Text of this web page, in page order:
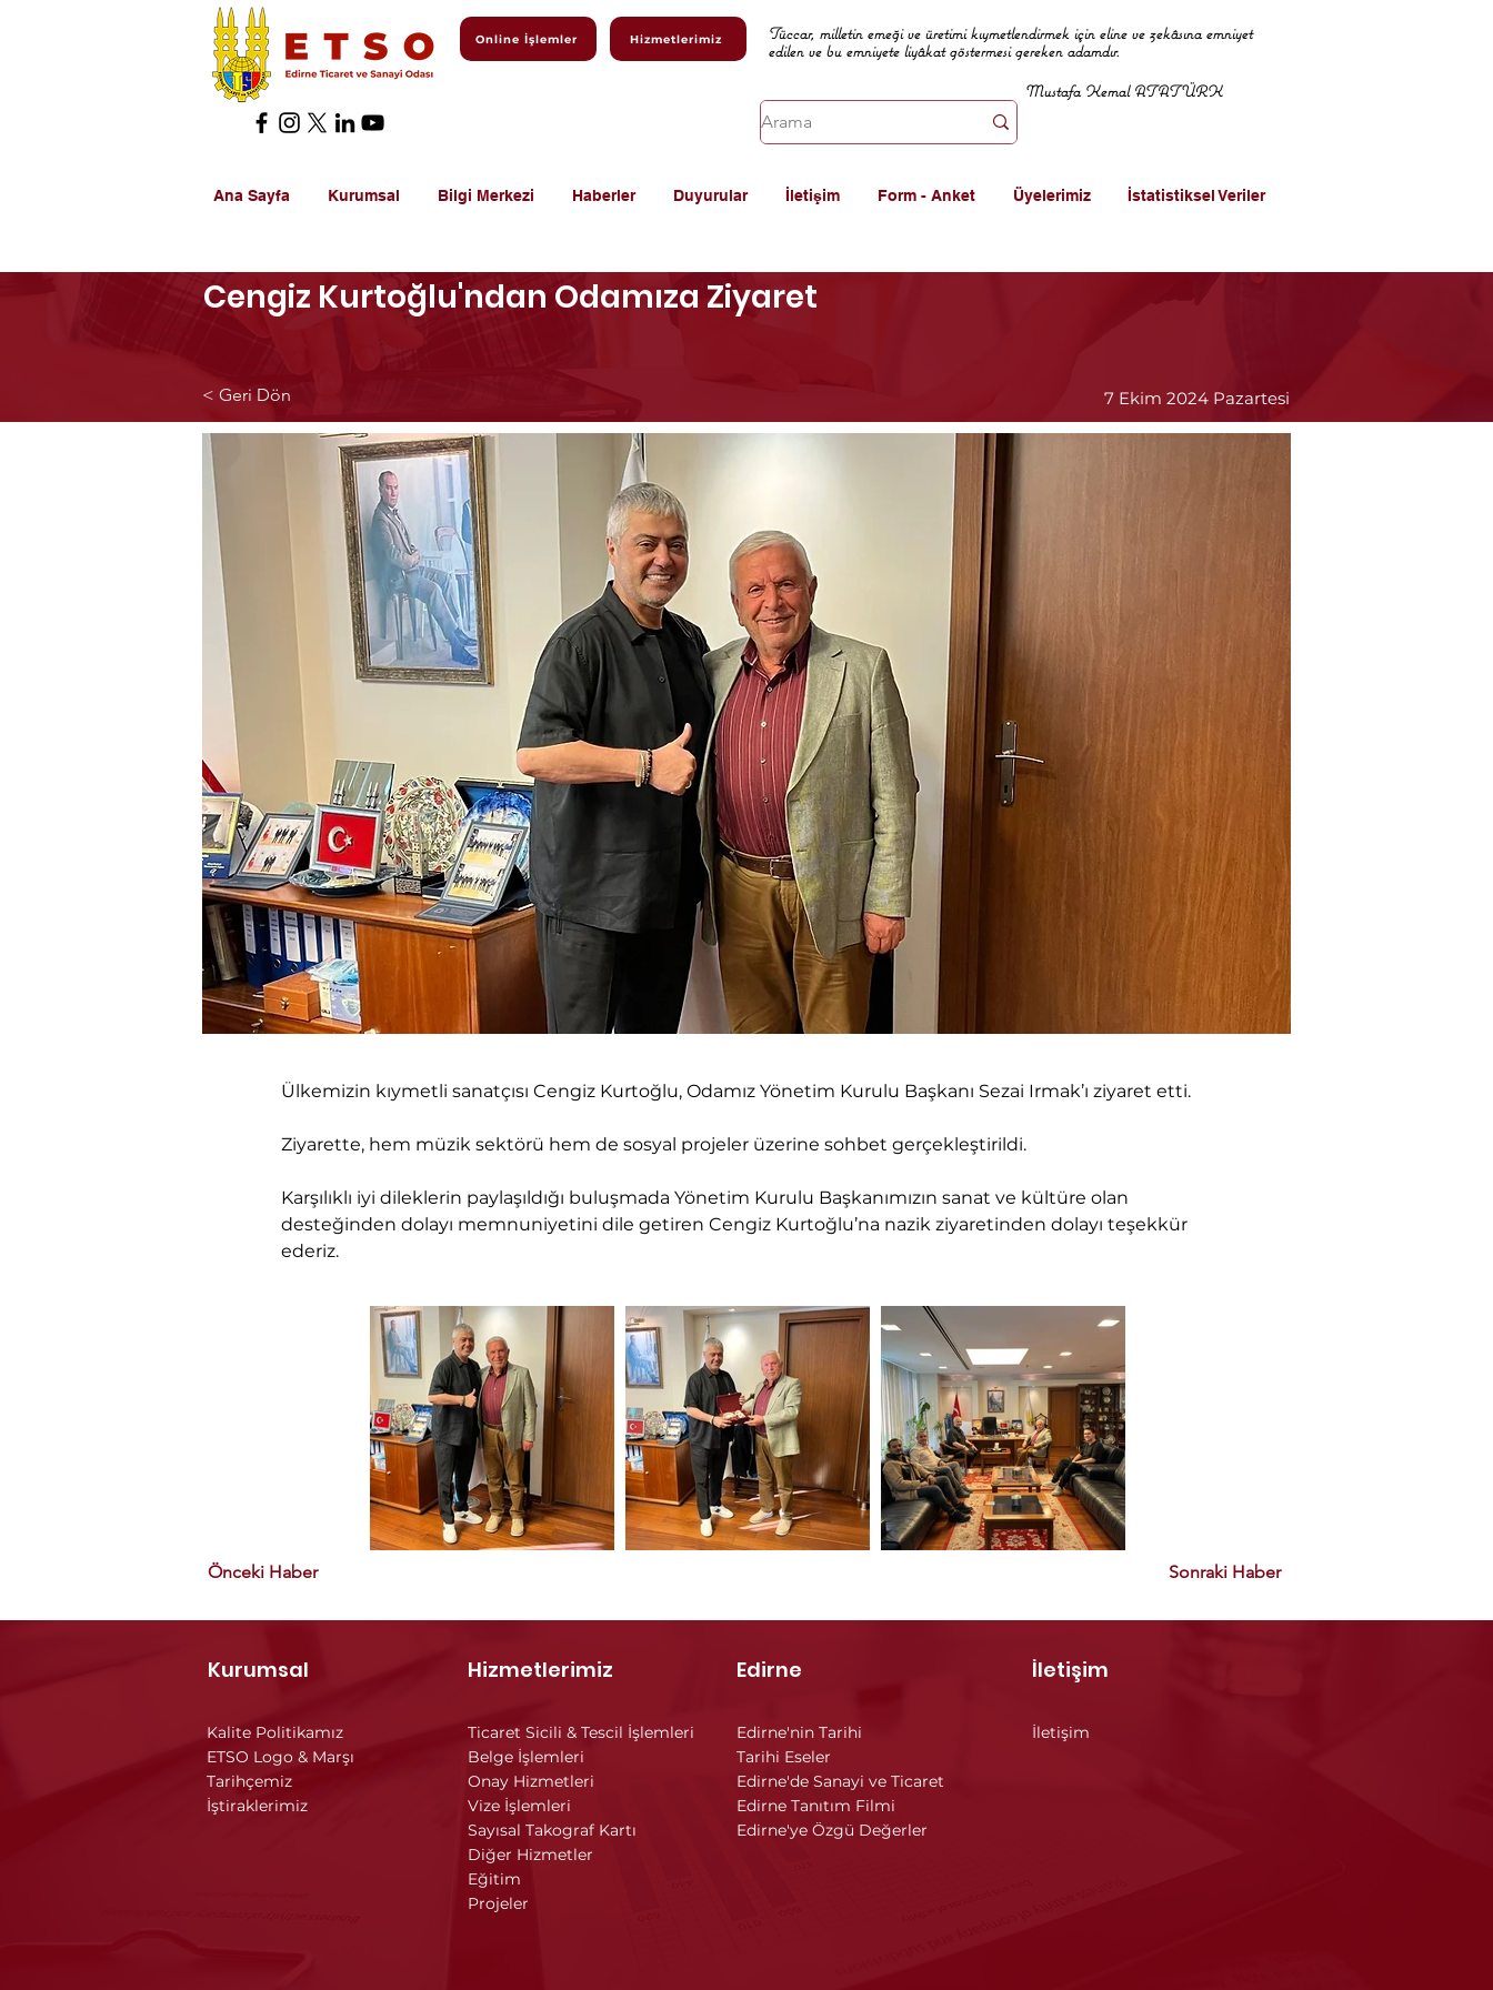
Online İşlemler Hizmetlerimiz
Tüccar, milletin emeği ve üretimi kıymetlendirmek için eline ve zekâsına emniyet
edilen ve bu emniyete liyâkat göstermesi gereken adamdır.
Mustafa Kemal ATATÜRK
Ana Sayfa Kurumsal Bilgi Merkezi Haberler Duyurular İletişim Form - Anket Üyelerimiz İstatistiksel Veriler
Cengiz Kurtoğlu'ndan Odamıza Ziyaret
< Geri Dön 7 Ekim 2024 Pazartesi
Ülkemizin kıymetli sanatçısı Cengiz Kurtoğlu, Odamız Yönetim Kurulu Başkanı Sezai Irmak’ı ziyaret etti.
Ziyarette, hem müzik sektörü hem de sosyal projeler üzerine sohbet gerçekleştirildi.
Karşılıklı iyi dileklerin paylaşıldığı buluşmada Yönetim Kurulu Başkanımızın sanat ve kültüre olan
desteğinden dolayı memnuniyetini dile getiren Cengiz Kurtoğlu’na nazik ziyaretinden dolayı teşekkür
ederiz.
Önceki Haber Sonraki Haber
Kurumsal Hizmetlerimiz Edirne
Kalite Politikamız
ETSO Logo & Marşı
Tarihçemiz
İştiraklerimiz
Ticaret Sicili & Tescil İşlemleri
Belge İşlemleri
Onay Hizmetleri
Vize İşlemleri
Sayısal Takograf Kartı
Diğer Hizmetler
Eğitim
Projeler
Edirne'nin Tarihi
Tarihi Eseler
Edirne'de Sanayi ve Ticaret
Edirne Tanıtım Filmi
Edirne'ye Özgü Değerler
İletişim
İletişim